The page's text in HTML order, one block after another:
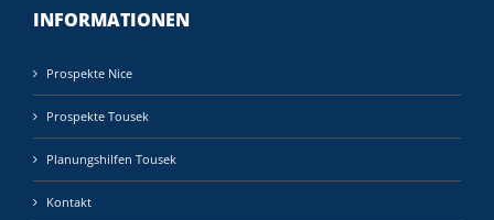
INFORMATIONEN
Prospekte Nice
Prospekte Tousek
Planungshilfen Tousek
Kontakt